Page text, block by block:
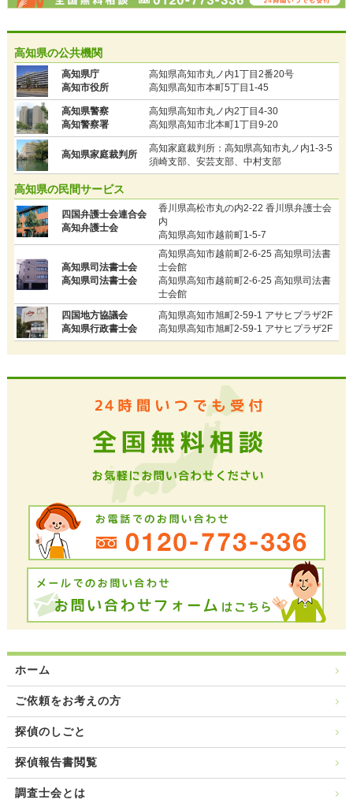
高知県の公共機関
高知県庁
高知市役所
高知県高知市丸ノ内1丁目2番20号
高知県高知市本町5丁目1-45
高知県警察
高知警察署
高知県高知市丸ノ内2丁目4-30
高知県高知市北本町1丁目9-20
高知県家庭裁判所
高知家庭裁判所：高知県高知市丸ノ内1-3-5
須崎支部、安芸支部、中村支部
高知県の民間サービス
四国弁護士会連合会
高知弁護士会
香川県高松市丸の内2-22 香川県弁護士会
内
高知県高知市越前町1-5-7
高知県司法書士会
高知県司法書士会
高知県高知市越前町2-6-25 高知県司法書
士会館
高知県高知市越前町2-6-25 高知県司法書
士会館
四国地方協議会
高知県行政書士会
高知県高知市旭町2-59-1 アサヒプラザ2F
高知県高知市旭町2-59-1 アサヒプラザ2F
ホーム
ご依頼をお考えの方
探偵のしごと
探偵報告書閲覧
調査士会とは